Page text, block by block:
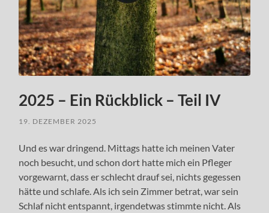
2025 – Ein Rückblick – Teil IV
19. DEZEMBER 2025
Und es war dringend. Mittags hatte ich meinen Vater
noch besucht, und schon dort hatte mich ein Pfleger
vorgewarnt, dass er schlecht drauf sei, nichts gegessen
hätte und schlafe. Als ich sein Zimmer betrat, war sein
Schlaf nicht entspannt, irgendetwas stimmte nicht. Als